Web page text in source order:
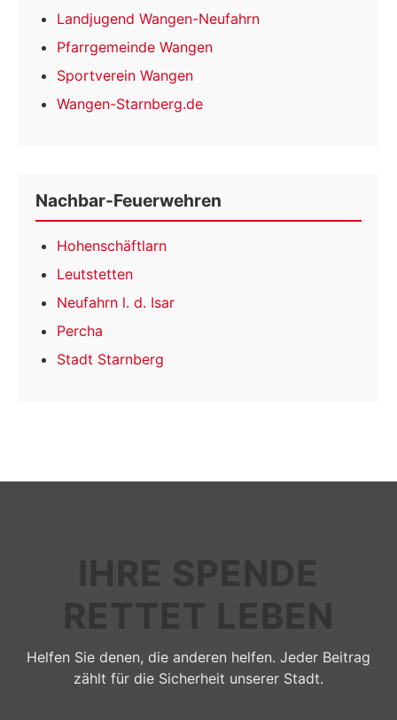
Landjugend Wangen-Neufahrn
Pfarrgemeinde Wangen
Sportverein Wangen
Wangen-Starnberg.de
Nachbar-Feuerwehren
Hohenschäftlarn
Leutstetten
Neufahrn l. d. Isar
Percha
Stadt Starnberg
IHRE SPENDE
RETTET LEBEN
Helfen Sie denen, die anderen helfen. Jeder Beitrag
zählt für die Sicherheit unserer Stadt.